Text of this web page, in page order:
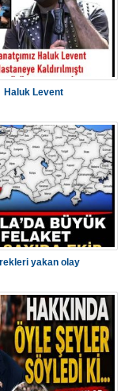
Haluk Levent
yakan olay